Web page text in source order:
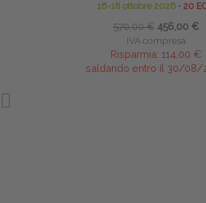
16-18 ottobre 2026 ∙ 20
570,00 € 456,00 €
IVA compresa
Risparmia: 114,00 €
saldando entro il 30/08/